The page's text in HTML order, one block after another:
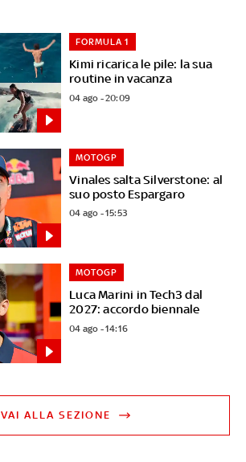
Kimi ricarica le pile: la sua
routine in vacanza
FORMULA 1
04 ago - 20:09
Vinales salta Silverstone: al
suo posto Espargaro
MOTOGP
04 ago - 15:53
Luca Marini in Tech3 dal
2027: accordo biennale
MOTOGP
04 ago - 14:16
VAI ALLA SEZIONE